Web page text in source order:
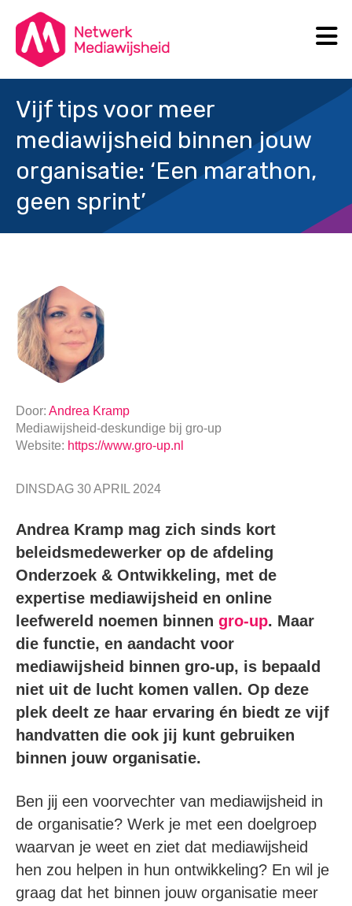
Vijf tips voor meer
mediawijsheid binnen jouw
organisatie: ‘Een marathon,
geen sprint’
Door: Andrea Kramp
Mediawijsheid-deskundige bij gro-up
Website: https://www.gro-up.nl
DINSDAG 30 APRIL 2024
Andrea Kramp mag zich sinds kort
beleidsmedewerker op de afdeling
Onderzoek & Ontwikkeling, met de
expertise mediawijsheid en online
leefwereld noemen binnen gro-up. Maar
die functie, en aandacht voor
mediawijsheid binnen gro-up, is bepaald
niet uit de lucht komen vallen. Op deze
plek deelt ze haar ervaring én biedt ze vijf
handvatten die ook jij kunt gebruiken
binnen jouw organisatie.
Ben jij een voorvechter van mediawijsheid in
de organisatie? Werk je met een doelgroep
waarvan je weet en ziet dat mediawijsheid
hen zou helpen in hun ontwikkeling? En wil je
graag dat het binnen jouw organisatie meer